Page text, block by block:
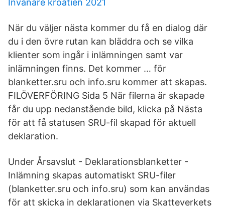
Invånare kroatien 2021
När du väljer nästa kommer du få en dialog där
du i den övre rutan kan bläddra och se vilka
klienter som ingår i inlämningen samt var
inlämningen finns. Det kommer … för
blanketter.sru och info.sru kommer att skapas.
FILÖVERFÖRING Sida 5 När filerna är skapade
får du upp nedanstående bild, klicka på Nästa
för att få statusen SRU-fil skapad för aktuell
deklaration.
Under Årsavslut - Deklarationsblanketter -
Inlämning skapas automatiskt SRU-filer
(blanketter.sru och info.sru) som kan användas
för att skicka in deklarationen via Skatteverkets